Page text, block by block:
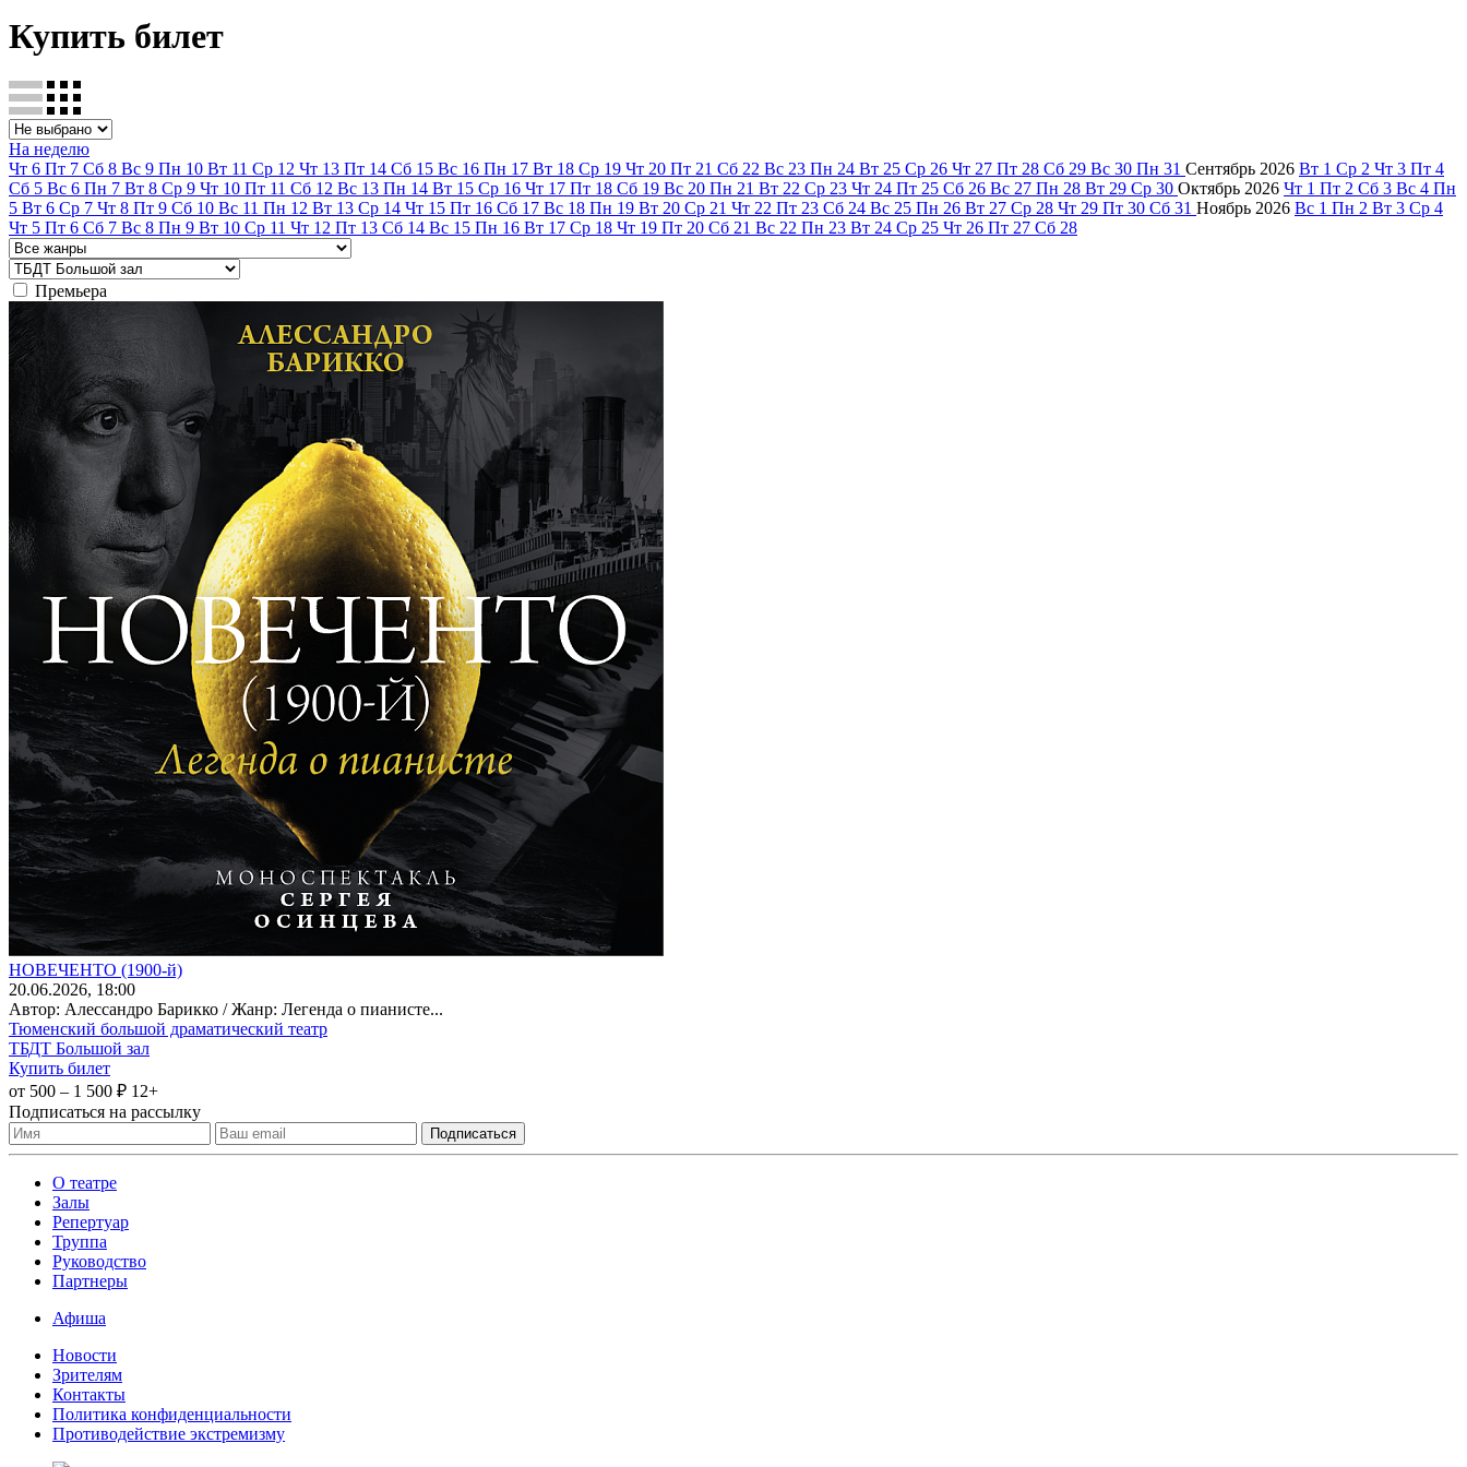
Купить билет
На неделю
Чт 6 Пт 7 Сб 8 Вс 9 Пн 10 Вт 11 Ср 12 Чт 13 Пт 14 Сб 15 Вс 16 Пн 17 Вт 18 Ср 19 Чт 20 Пт 21 Сб 22 Вс 23 Пн 24 Вт 25 Ср 26 Чт 27 Пт 28 Сб 29 Вс 30 Пн 31 Сентябрь 2026 Вт 1 Ср 2 Чт 3 Пт 4
Сб 5 Вс 6 Пн 7 Вт 8 Ср 9 Чт 10 Пт 11 Сб 12 Вс 13 Пн 14 Вт 15 Ср 16 Чт 17 Пт 18 Сб 19 Вс 20 Пн 21 Вт 22 Ср 23 Чт 24 Пт 25 Сб 26 Вс 27 Пн 28 Вт 29 Ср 30 Октябрь 2026 Чт 1 Пт 2 Сб 3 Вс 4 Пн
5 Вт 6 Ср 7 Чт 8 Пт 9 Сб 10 Вс 11 Пн 12 Вт 13 Ср 14 Чт 15 Пт 16 Сб 17 Вс 18 Пн 19 Вт 20 Ср 21 Чт 22 Пт 23 Сб 24 Вс 25 Пн 26 Вт 27 Ср 28 Чт 29 Пт 30 Сб 31 Ноябрь 2026 Вс 1 Пн 2 Вт 3 Ср 4
Чт 5 Пт 6 Сб 7 Вс 8 Пн 9 Вт 10 Ср 11 Чт 12 Пт 13 Сб 14 Вс 15 Пн 16 Вт 17 Ср 18 Чт 19 Пт 20 Сб 21 Вс 22 Пн 23 Вт 24 Ср 25 Чт 26 Пт 27 Сб 28
Премьера
НОВЕЧЕНТО (1900-й)
20.06.2026, 18:00
Автор: Алессандро Барикко / Жанр: Легенда о пианисте...
Тюменский большой драматический театр
ТБДТ Большой зал
Купить билет
от 500 – 1 500 ₽ 12+
Подписаться на рассылку
О театре
Залы
Репертуар
Труппа
Руководство
Партнеры
Афиша
Новости
Зрителям
Контакты
Политика конфиденциальности
Противодействие экстремизму